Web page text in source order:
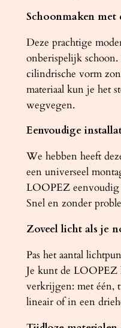
/
c
h
r
o
o
a
n
t
a
l
Schoonmaken met
Deze prachtige
onberispelijk
cilindrische vorm
materiaal kun je het
wegvegen.
Eenvoudige
We hebben heeft
een universeel
LOOPEZ eenvoudig
Snel en zonder
Zoveel licht als je
Pas het aantal
Je kunt de LOOPEZ
verkrijgen: met één,
lineair of in een